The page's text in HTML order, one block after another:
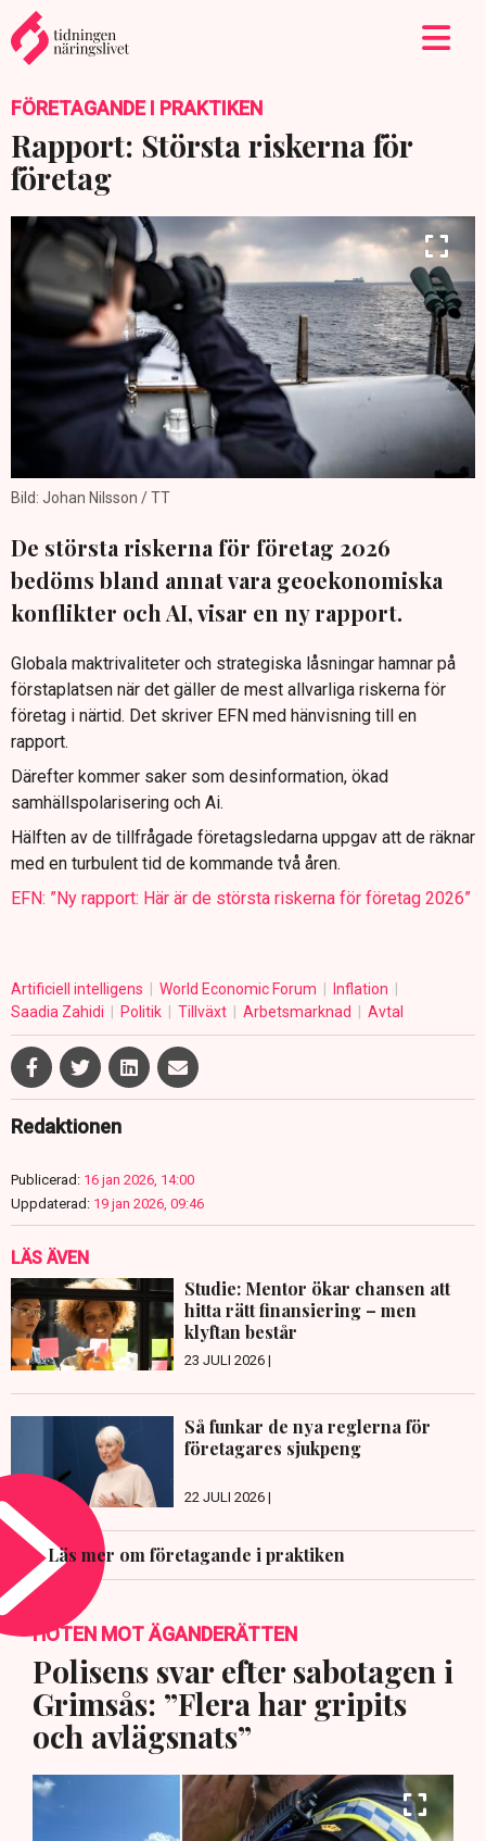
FÖRETAGANDE I PRAKTIKEN
Rapport: Största riskerna för
företag
Bild: Johan Nilsson / TT
De största riskerna för företag 2026
bedöms bland annat vara geoekonomiska
konflikter och AI, visar en ny rapport.
Globala maktrivaliteter och strategiska låsningar hamnar på
förstaplatsen när det gäller de mest allvarliga riskerna för
företag i närtid. Det skriver EFN med hänvisning till en
rapport.
Därefter kommer saker som desinformation, ökad
samhällspolarisering och Ai.
Hälften av de tillfrågade företagsledarna uppgav att de räknar
med en turbulent tid de kommande två åren.
EFN: ”Ny rapport: Här är de största riskerna för företag 2026”
Artificiell intelligens World Economic Forum
Inflation
Saadia Zahidi
Politik Tillväxt Arbetsmarknad Avtal
Redaktionen
Publicerad: 16 jan 2026, 14:00
Uppdaterad: 19 jan 2026, 09:46
LÄS ÄVEN
Studie: Mentor ökar chansen att
hitta rätt finansiering – men
klyftan består
23 JULI 2026 |
Så funkar de nya reglerna för
företagares sjukpeng
22 JULI 2026 |
Läs mer om företagande i praktiken
HOTEN MOT ÄGANDERÄTTEN
Polisens svar efter sabotagen i
Grimsås: ”Flera har gripits
och avlägsnats”